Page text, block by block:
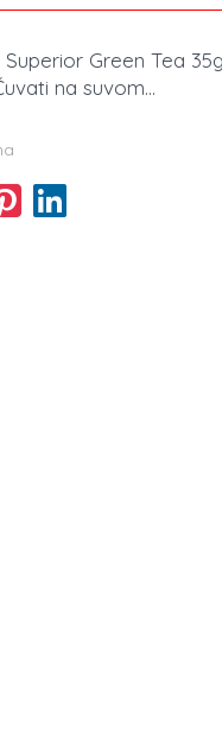
Superior Green Tea
na suvom...